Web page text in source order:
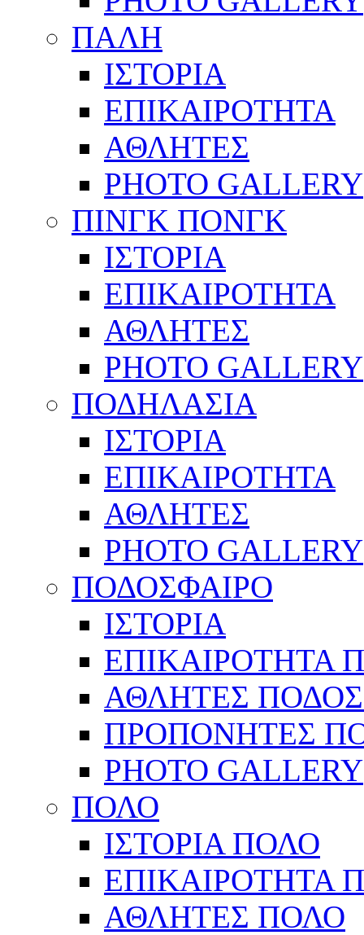
ΠΑΛΗ
ΙΣΤΟΡΙΑ
ΕΠΙΚΑΙΡΟΤΗΤΑ
ΑΘΛΗΤΕΣ
PHOTO GALLERY
ΠΙΝΓΚ ΠΟΝΓΚ
ΙΣΤΟΡΙΑ
ΕΠΙΚΑΙΡΟΤΗΤΑ
ΑΘΛΗΤΕΣ
PHOTO GALLERY
ΠΟΔΗΛΑΣΙΑ
ΙΣΤΟΡΙΑ
ΕΠΙΚΑΙΡΟΤΗΤΑ
ΑΘΛΗΤΕΣ
PHOTO GALLERY
ΠΟΔΟΣΦΑΙΡΟ
ΙΣΤΟΡΙΑ
ΕΠΙΚΑΙΡΟΤΗΤΑ
ΑΘΛΗΤΕΣ
ΠΡΟΠΟΝΗΤΕΣ
PHOTO GALLERY
ΠΟΛΟ
ΙΣΤΟΡΙΑ ΠΟΛΟ
ΕΠΙΚΑΙΡΟΤΗΤΑ
ΑΘΛΗΤΕΣ ΠΟΛΟ